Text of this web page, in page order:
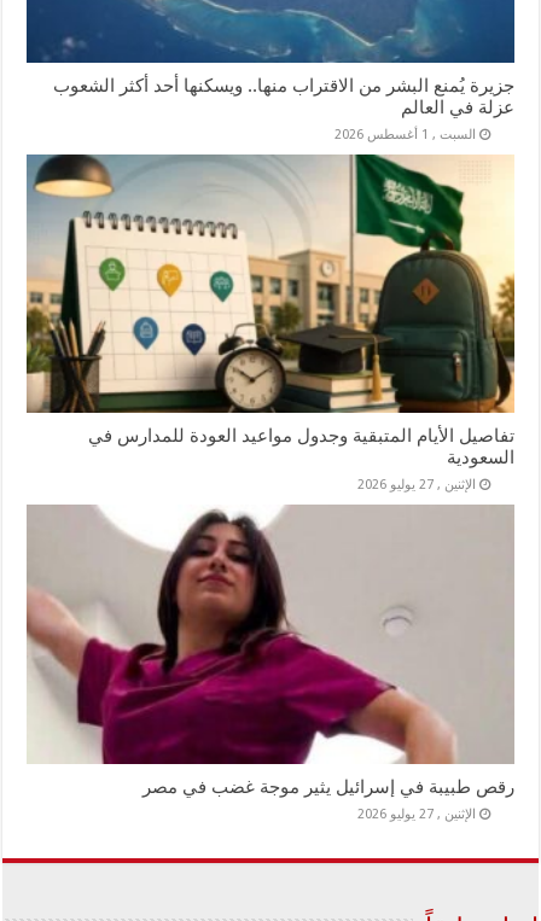
جزيرة يُمنع البشر من الاقتراب منها.. ويسكنها أحد أكثر الشعوب
عزلة في العالم
السبت , 1 أغسطس 2026
تفاصيل الأيام المتبقية وجدول مواعيد العودة للمدارس في
السعودية
الإثنين , 27 يوليو 2026
رقص طبيبة في إسرائيل يثير موجة غضب في مصر
الإثنين , 27 يوليو 2026